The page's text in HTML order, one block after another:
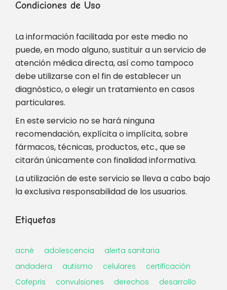
Condiciones de Uso
La información facilitada por este medio no
puede, en modo alguno, sustituir a un servicio de
atención médica directa, así como tampoco
debe utilizarse con el fin de establecer un
diagnóstico, o elegir un tratamiento en casos
particulares.
En este servicio no se hará ninguna
recomendación, explícita o implícita, sobre
fármacos, técnicas, productos, etc., que se
citarán únicamente con finalidad informativa.
La utilización de este servicio se lleva a cabo bajo
la exclusiva responsabilidad de los usuarios.
Etiquetas
acné adolescencia
alerta sanitaria
andadera
autismo celulares
certificación
Cofepris
convulsiones derechos
desarrollo